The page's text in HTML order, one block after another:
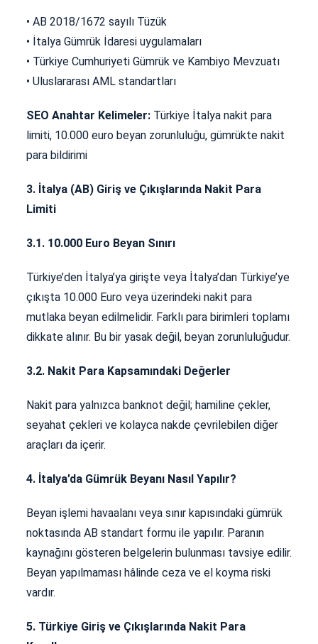
• AB 2018/1672 sayılı Tüzük
• İtalya Gümrük İdaresi uygulamaları
• Türkiye Cumhuriyeti Gümrük ve Kambiyo Mevzuatı
• Uluslararası AML standartları
SEO Anahtar Kelimeler: Türkiye İtalya nakit para
limiti, 10.000 euro beyan zorunluluğu, gümrükte nakit
para bildirimi
3. İtalya (AB) Giriş ve Çıkışlarında Nakit Para
Limiti
3.1. 10.000 Euro Beyan Sınırı
Türkiye’den İtalya’ya girişte veya İtalya’dan Türkiye’ye
çıkışta 10.000 Euro veya üzerindeki nakit para
mutlaka beyan edilmelidir. Farklı para birimleri toplamı
dikkate alınır. Bu bir yasak değil, beyan zorunluluğudur.
3.2. Nakit Para Kapsamındaki Değerler
Nakit para yalnızca banknot değil; hamiline çekler,
seyahat çekleri ve kolayca nakde çevrilebilen diğer
araçları da içerir.
4. İtalya’da Gümrük Beyanı Nasıl Yapılır?
Beyan işlemi havaalanı veya sınır kapısındaki gümrük
noktasında AB standart formu ile yapılır. Paranın
kaynağını gösteren belgelerin bulunması tavsiye edilir.
Beyan yapılmaması hâlinde ceza ve el koyma riski
vardır.
5. Türkiye Giriş ve Çıkışlarında Nakit Para